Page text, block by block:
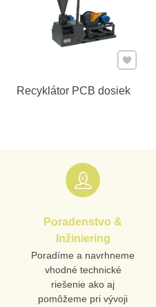
Recyklátor PCB dosiek
Pridať
Poradenstvo &
Inžiniering
Poradíme a navrhneme
vhodné technické
riešenie ako aj
pomôžeme pri vývoji